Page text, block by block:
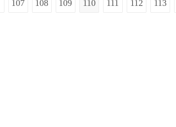
107 108 109 110 111 112 113